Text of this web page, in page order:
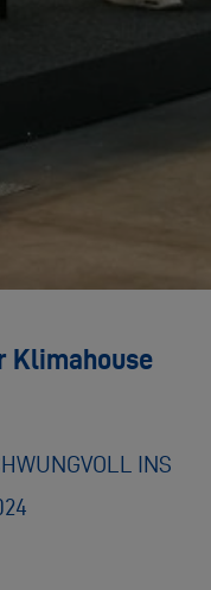
Klimahouse
INS